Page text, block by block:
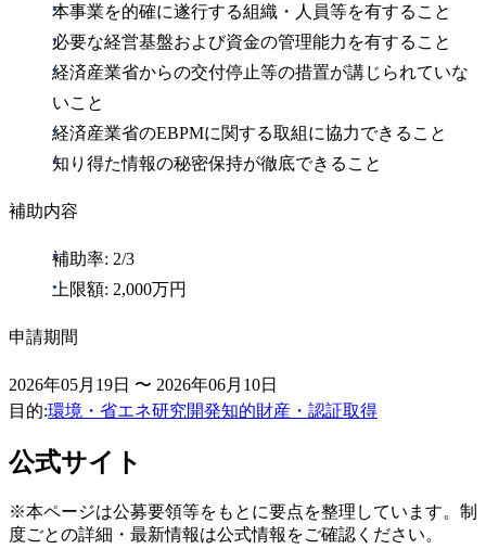
本事業を的確に遂行する組織・人員等を有すること
必要な経営基盤および資金の管理能力を有すること
経済産業省からの交付停止等の措置が講じられていな
いこと
経済産業省のEBPMに関する取組に協力できること
知り得た情報の秘密保持が徹底できること
補助内容
補助率: 2/3
上限額: 2,000万円
申請期間
2026年05月19日 〜 2026年06月10日
目的:環境・省エネ研究開発知的財産・認証取得
公式サイト
※本ページは公募要領等をもとに要点を整理しています。制
度ごとの詳細・最新情報は公式情報をご確認ください。